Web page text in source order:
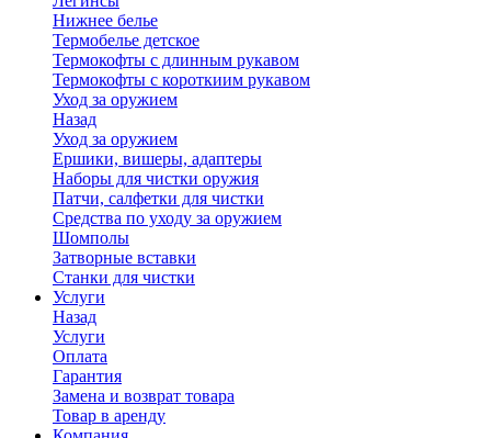
Нижнее белье
Термобелье детское
Термокофты с длинным рукавом
Термокофты с короткиим рукавом
Уход за оружием
Назад
Уход за оружием
Ершики, вишеры, адаптеры
Наборы для чистки оружия
Патчи, салфетки для чистки
Средства по уходу за оружием
Шомполы
Затворные вставки
Станки для чистки
Услуги
Назад
Услуги
Оплата
Гарантия
Замена и возврат товара
Товар в аренду